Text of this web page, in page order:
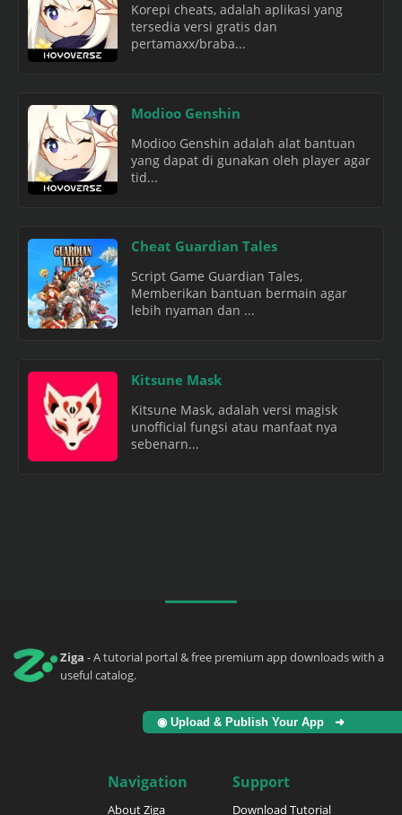
Korepi cheats, adalah aplikasi yang
tersedia versi gratis dan
pertamaxx/braba...
Modioo Genshin
Modioo Genshin adalah alat bantuan
yang dapat di gunakan oleh player agar
tid...
Cheat Guardian Tales
Script Game Guardian Tales,
Memberikan bantuan bermain agar
lebih nyaman dan ...
Kitsune Mask
Kitsune Mask, adalah versi magisk
unofficial fungsi atau manfaat nya
sebenarn...
Ziga - A tutorial portal & free premium app downloads with a
useful catalog.
◉ Upload & Publish Your App ➜
Navigation
About Ziga
Support
Download Tutorial